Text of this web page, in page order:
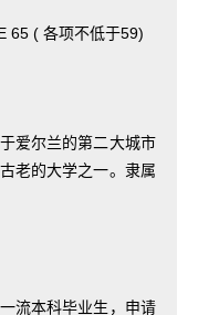
65 ( 各项不低于59)
爱尔兰的第二大城市
老的大学之一。隶属
流本科毕业生，申请